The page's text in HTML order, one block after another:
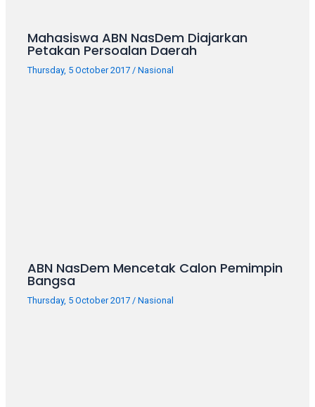
Mahasiswa ABN NasDem Diajarkan
Petakan Persoalan Daerah
Thursday, 5 October 2017 /Nasional
ABN NasDem Mencetak Calon Pemimpin
Bangsa
Thursday, 5 October 2017/Nasional